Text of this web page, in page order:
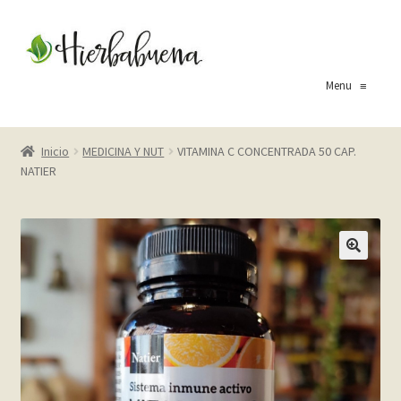
aal
Menu≡
Inicio
About Us
Blog
Carrito
Cart
Checkout
Inicio MEDICINA Y NUT
VITAMINA C CONCENTRADA 50 CAP.
NATIER